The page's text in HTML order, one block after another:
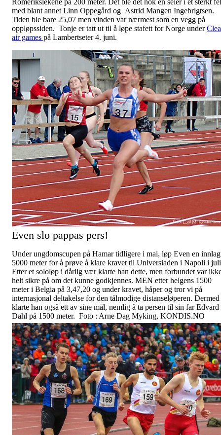
Romerikslekene på 200 meter. Det ble det nok en seier i et sterkt
med blant annet Linn Oppegård og Astrid Mangen Ingebrigtsen.
Tiden ble bare 25,07 men vinden var nærmest som en vegg på
oppløpssiden. Tonje er tatt ut til å løpe stafett for Norge under
air games på Lambertseter 4. juni.
Even slo pappas pers!
Under ungdomscupen på Hamar tidligere i mai, løp Even en
5000 meter for å prøve å klare kravet til Universiaden i Napoli i
Etter et sololøp i dårlig vær klarte han dette, men forbundet var
helt sikre på om det kunne godkjennes. MEN etter helgens 1500
meter i Belgia på 3,47,20 og under kravet, håper og tror vi på
internasjonal deltakelse for den tålmodige distanseløperen. Dermed
klarte han også ett av sine mål, nemlig å ta persen til sin far Edvard
Dahl på 1500 meter. Foto : Arne Dag Myking, KONDIS.NO